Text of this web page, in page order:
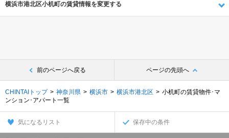
横浜市港北区小机町の賃貸情報を変更する
前のページへ戻る ページの先頭へ
CHINTAIトップ 神奈川県 横浜市 横浜市港北区
小机町の賃貸物件･マ
ンション･アパート一覧
気になるリスト 保存中の条件